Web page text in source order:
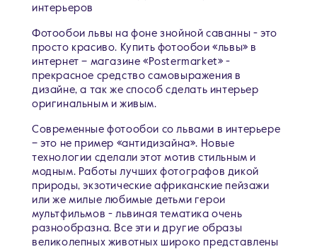
интерьеров
Фотообои львы на фоне знойной саванны - это
просто красиво. Купить фотообои «львы» в
интернет – магазине «Postermarket» -
прекрасное средство самовыражения в
дизайне, а так же способ сделать интерьер
оригинальным и живым.
Современные фотообои со львами в интерьере
– это не пример «антидизайна». Новые
технологии сделали этот мотив стильным и
модным. Работы лучших фотографов дикой
природы, экзотические африканские пейзажи
или же милые любимые детьми герои
мультфильмов - львиная тематика очень
разнообразна. Все эти и другие образы
великолепных животных широко представлены